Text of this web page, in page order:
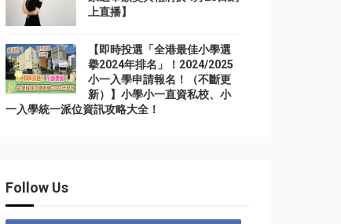
上直播】
【即時投選「全港最佳小學選
擧2024年排名」！2024/2025
小一入學申請報名！（不斷更
新）】小學小一直資私校、小
一入學統一派位資訊攻略大全！
Follow Us